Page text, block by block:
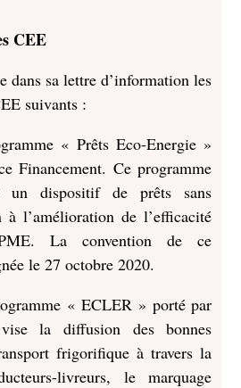
CEE
dans sa lettre d’information les
suivants :
« Prêts Eco-Energie »
Financement. Ce programme
un dispositif de prêts sans
à l’amélioration de l’efficacité
La convention de ce
le 27 octobre 2020.
« ECLER » porté par
la diffusion des bonnes
frigorifique à travers la
livreurs, le marquage